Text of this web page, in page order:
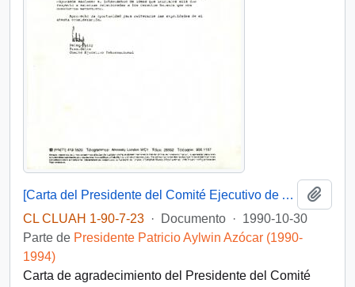
[Carta del Presidente del Comité Ejecutivo de Amnistía Internacional dirigida al Presidente Patricio Aylwin]
CL CLUAH 1-90-7-23 · Documento · 1990-10-30
Parte de Presidente Patricio Aylwin Azócar (1990-
1994)
Carta de agradecimiento del Presidente del Comité